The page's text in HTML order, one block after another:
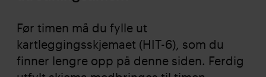
Før timen må du fylle ut
kartleggingsskjemaet (HIT-6), som du
finner lengre opp på denne siden. Ferdig